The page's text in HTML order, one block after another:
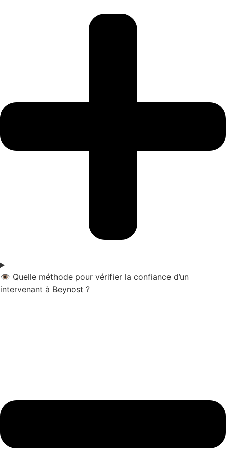
👁️ Quelle méthode pour vérifier la confiance d’un
intervenant à Beynost ?